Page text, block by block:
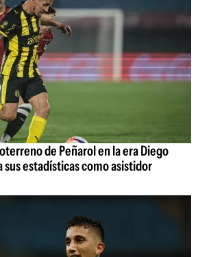
de Peñarol en la era Diego
estadísticas como asistidor